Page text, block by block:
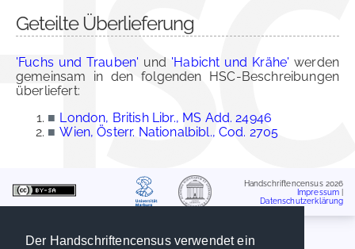
Der Handschriftencensus verwendet ein
Geteilte Überlieferung
'Fuchs und Trauben' und 'Habicht und Krähe' werden
gemeinsam in den folgenden HSC-Beschreibungen
überliefert:
■ London, British Libr., MS Add. 24946
■ Wien, Österr. Nationalbibl., Cod. 2705
Handschriftencensus 2026
Impressum
Datenschutzerklärung